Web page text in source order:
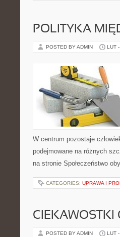
POLITYKA
POSTED BY ADMIN LUT
W centrum pozostaje
podejmowane na różnych
na stronie Społeczeństwo
CATEGORIES: UPRAWA I
CIEKAWOSTKI
POSTED BY ADMIN LUT